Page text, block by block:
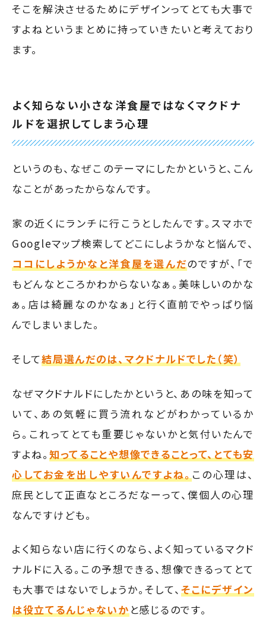
そこを解決させるためにデザインってとても大事で
すよねというまとめに持っていきたいと考えており
ます。
よく知らない小さな洋食屋ではなくマクドナ
ルドを選択してしまう心理
というのも、なぜこのテーマにしたかというと、こん
なことがあったからなんです。
家の近くにランチに行こうとしたんです。スマホで
Googleマップ検索してどこにしようかなと悩んで、
ココにしようかなと洋食屋を選んだのですが、「で
もどんなところかわからないなぁ。美味しいのかな
ぁ。店は綺麗なのかなぁ」と行く直前でやっぱり悩
んでしまいました。
そして結局選んだのは、マクドナルドでした（笑）
なぜマクドナルドにしたかというと、あの味を知って
いて、あの気軽に買う流れなどがわかっているか
ら。これってとても重要じゃないかと気付いたんで
すよね。 知ってることや想像できることって、とても安
心してお金を出しやすいんですよね。 この心理は、
庶民として正直なところだなーって、僕個人の心理
なんですけども。
よく知らない店に行くのなら、よく知っているマクド
ナルドに入る。この予想できる、想像できるってとて
も大事ではないでしょうか。そして、 そこにデザイン
は役立てるんじゃないかと感じるのです。